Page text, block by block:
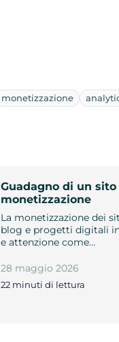
monetizzazione
Guadagno di un
monetizzazione
La monetizzazione dei
blog e progetti digitali
e attenzione come…
28 maggio 2026
22 minuti di lettura